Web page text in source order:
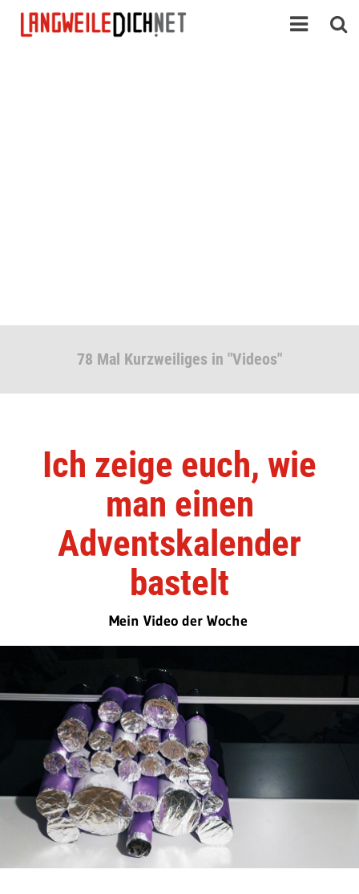
78 Mal Kurzweiliges in "Videos"
Ich zeige euch, wie
man einen
Adventskalender
bastelt
Mein Video der Woche